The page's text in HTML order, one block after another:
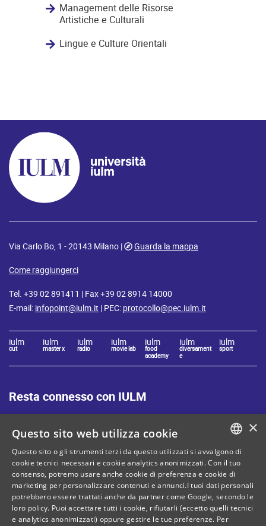
Management delle Risorse
Artistiche e Culturali
Lingue e Culture Orientali
Via Carlo Bo, 1 - 20143 Milano |
Guarda la mappa
Come raggiungerci
Tel. +39 02 891411 | Fax +39 02 8914 14000
E-mail: infopoint@iulm.it | PEC: protocollo@pec.iulm.it
iulm
cut
iulm
master x
iulm
radio
iulm
movie lab
iulm
food
academy
iulm
diversament
e
iulm
sport
Resta connesso con IULM
Mappa del sito
Privacy policy
Cookie Policy
Note legali
Contatti
ITALIAN
ENGLISH
×
Questo sito web utilizza cookie
Questo sito o gli strumenti terzi da questo utilizzati si avvalgono di
cookie tecnici necessari e cookie analytics anonimizzati. Con il tuo
consenso, potremo usare anche cookie di preferenza e cookie di
marketing per personalizzare contenuti e annunci.I tuoi dati personali
potrebbero essere trattati anche da partner come Google, secondo le
loro policy. Puoi accettare tutti i cookie, rifiutarli (eccetto quelli tecnici
e analytics anonimizzati) oppure gestire le tue preferenze. Per